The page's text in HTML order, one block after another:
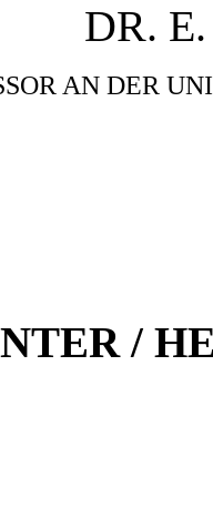
DR.
AN DER
/